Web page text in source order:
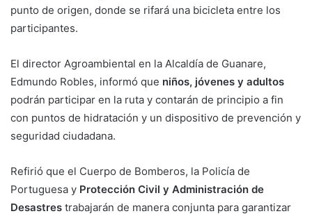
punto de origen, donde se rifará una bicicleta entre los
participantes.
El director Agroambiental en la Alcaldía de Guanare,
Edmundo Robles, informó que niños, jóvenes y adultos
podrán participar en la ruta y contarán de principio a fin
con puntos de hidratación y un dispositivo de prevención y
seguridad ciudadana.
Refirió que el Cuerpo de Bomberos, la Policía de
Portuguesa y Protección Civil y Administración de
Desastres trabajarán de manera conjunta para garantizar